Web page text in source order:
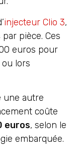
injecteur Clio 3,
pièce. Ces
euros pour
lors
une autre
coûte
euros, selon le
embarquée.